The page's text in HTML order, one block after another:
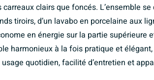
clairs que foncés. L’ensemble
tiroirs, d’un lavabo en porcelaine aux
en énergie sur la partie supérieure
harmonieux à la fois pratique et
quotidien, facilité d’entretien et